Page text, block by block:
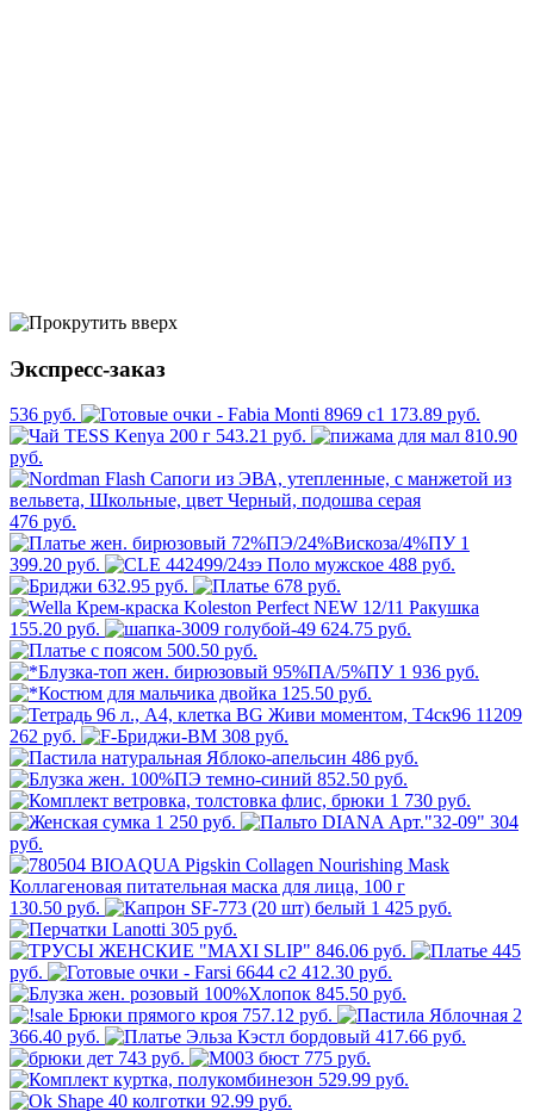
Экспресс-заказ
536 руб.
173.89 руб.
543.21 руб.
810.90
руб.
476 руб.
1
399.20 руб.
488 руб.
632.95 руб.
678 руб.
155.20 руб.
624.75 руб.
500.50 руб.
1 936 руб.
125.50 руб.
262 руб.
308 руб.
486 руб.
852.50 руб.
1 730 руб.
1 250 руб.
304
руб.
130.50 руб.
1 425 руб.
305 руб.
846.06 руб.
445
руб.
412.30 руб.
845.50 руб.
757.12 руб.
2
366.40 руб.
417.66 руб.
743 руб.
775 руб.
529.99 руб.
92.99 руб.